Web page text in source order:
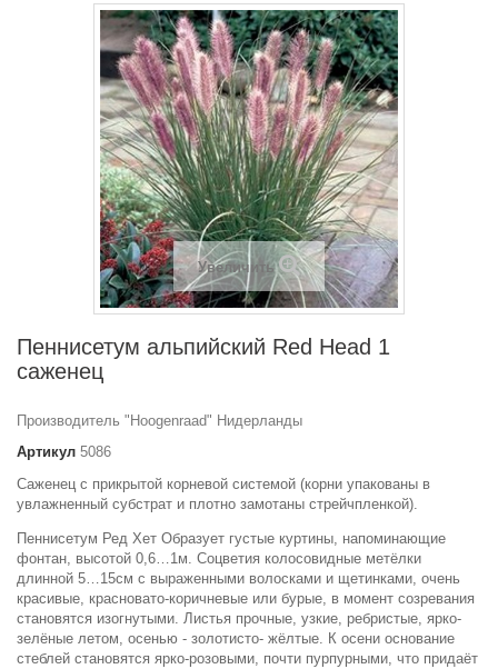
Увеличить
Пеннисетум альпийский Red Head 1
саженец
Производитель "Hoogenraad" Нидерланды
Артикул 5086
Саженец с прикрытой корневой системой (корни упакованы в
увлажненный субстрат и плотно замотаны стрейчпленкой).
Пеннисетум Ред Хет Образует густые куртины, напоминающие
фонтан, высотой 0,6…1м. Соцветия колосовидные метёлки
длинной 5…15см с выраженными волосками и щетинками, очень
красивые, красновато-коричневые или бурые, в момент созревания
становятся изогнутыми. Листья прочные, узкие, ребристые, ярко-
зелёные летом, осенью - золотисто- жёлтые. К осени основание
стеблей становятся ярко-розовыми, почти пурпурными, что придаёт